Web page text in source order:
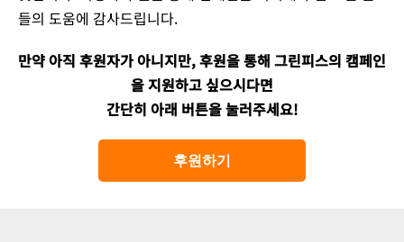
들의 도움에 감사드립니다.
만약 아직 후원자가 아니지만, 후원을 통해 그린피스의 캠페인
을 지원하고 싶으시다면
간단히 아래 버튼을 눌러주세요!
후원하기